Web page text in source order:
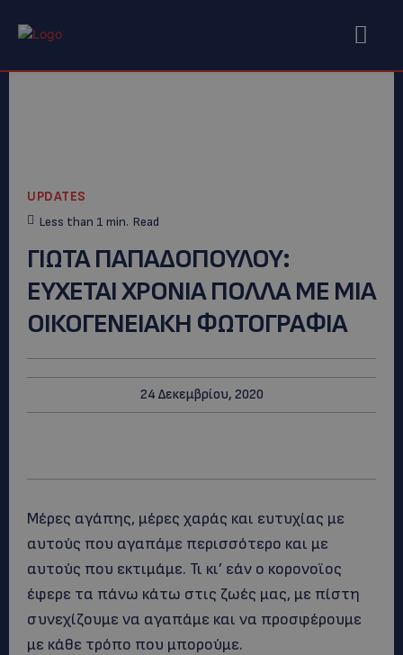
UPDATES
Less than 1 min. Read
ΓΙΩΤΑ ΠΑΠΑΔΟΠΟΥΛΟΥ:
ΕΥΧΕΤΑΙ ΧΡΟΝΙΑ ΠΟΛΛΑ ΜΕ ΜΙΑ
ΟΙΚΟΓΕΝΕΙΑΚΗ ΦΩΤΟΓΡΑΦΙΑ
24 Δεκεμβρίου, 2020
Μέρες αγάπης, μέρες χαράς και ευτυχίας με
αυτούς που αγαπάμε περισσότερο και με
αυτούς που εκτιμάμε. Τι κι’ εάν ο κορονοϊος
έφερε τα πάνω κάτω στις ζωές μας, με πίστη
συνεχίζουμε να αγαπάμε και να προσφέρουμε
με κάθε τρόπο που μπορούμε.